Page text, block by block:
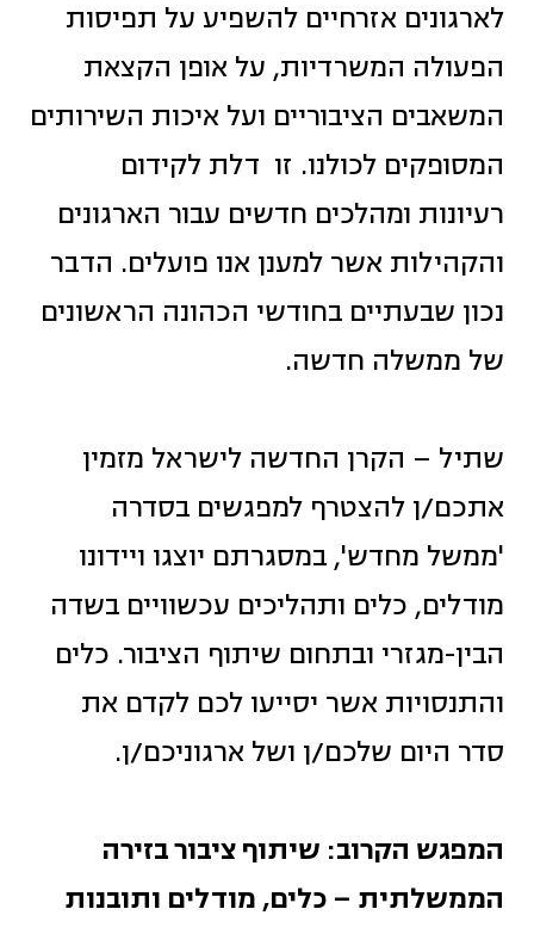
לארגונים אזרחיים להשפיע על תפיסות
הפעולה המשרדיות, על אופן הקצאת
המשאבים הציבוריים ועל איכות השירותים
המסופקים לכולנו. זו דלת לקידום
רעיונות ומהלכים חדשים עבור הארגונים
והקהילות אשר למענן אנו פועלים. הדבר
נכון שבעתיים בחודשי הכהונה הראשונים
של ממשלה חדשה.
שתיל – הקרן החדשה לישראל מזמין
אתכם/ן להצטרף למפגשים בסדרה
'ממשל מחדש', במסגרתם יוצגו ויידונו
מודלים, כלים ותהליכים עכשוויים בשדה
הבין-מגזרי ובתחום שיתוף הציבור. כלים
והתנסויות אשר יסייעו לכם לקדם את
סדר היום שלכם/ן ושל ארגוניכם/ן.
המפגש הקרוב: שיתוף ציבור בזירה
הממשלתית – כלים, מודלים ותובנות